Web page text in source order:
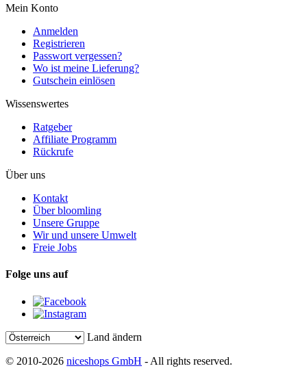
Mein Konto
Anmelden
Registrieren
Passwort vergessen?
Wo ist meine Lieferung?
Gutschein einlösen
Wissenswertes
Ratgeber
Affiliate Programm
Rückrufe
Über uns
Kontakt
Über bloomling
Unsere Gruppe
Wir und unsere Umwelt
Freie Jobs
Folge uns auf
Land ändern
© 2010-2026 niceshops GmbH - All rights reserved.